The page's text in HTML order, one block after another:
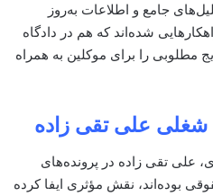
جامع و اطلاعات به‌روز
شده‌اند که هم در دادگاه
مطلوبی را برای موکلین به همراه
شغلی علی تقی زاده
علی تقی زاده در پرونده‌های
بوده‌اند، نقش مؤثری ایفا کرده